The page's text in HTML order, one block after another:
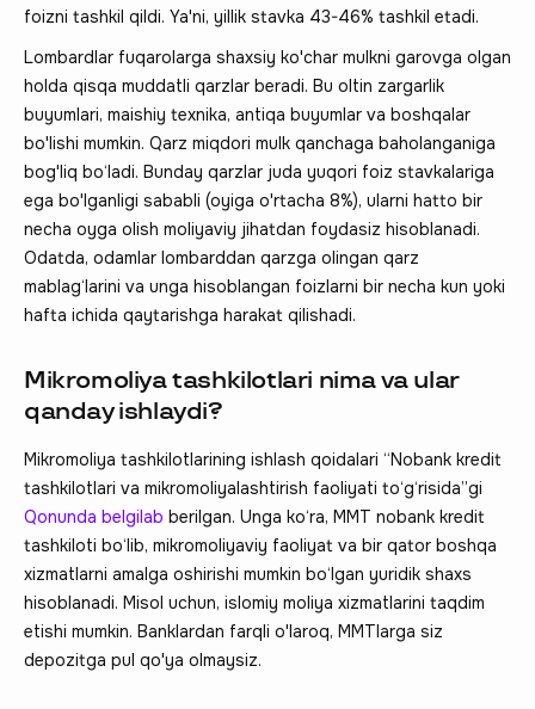
foizni tashkil qildi. Ya'ni, yillik stavka 43-46% tashkil etadi.
Lombardlar fuqarolarga shaxsiy ko'char mulkni garovga olgan
holda qisqa muddatli qarzlar beradi. Bu oltin zargarlik
buyumlari, maishiy texnika, antiqa buyumlar va boshqalar
bo'lishi mumkin. Qarz miqdori mulk qanchaga baholanganiga
bog'liq bo‘ladi. Bunday qarzlar juda yuqori foiz stavkalariga
ega bo'lganligi sababli (oyiga o'rtacha 8%), ularni hatto bir
necha oyga olish moliyaviy jihatdan foydasiz hisoblanadi.
Odatda, odamlar lombarddan qarzga olingan qarz
mablag‘larini va unga hisoblangan foizlarni bir necha kun yoki
hafta ichida qaytarishga harakat qilishadi.
Mikromoliya tashkilotlari nima va ular
qanday ishlaydi?
Mikromoliya tashkilotlarining ishlash qoidalari “Nobank kredit
tashkilotlari va mikromoliyalashtirish faoliyati to‘g‘risida”gi
Qonunda belgilab berilgan. Unga ko‘ra, MMT nobank kredit
tashkiloti bo‘lib, mikromoliyaviy faoliyat va bir qator boshqa
xizmatlarni amalga oshirishi mumkin bo‘lgan yuridik shaxs
hisoblanadi. Misol uchun, islomiy moliya xizmatlarini taqdim
etishi mumkin. Banklardan farqli o'laroq, MMTlarga siz
depozitga pul qo'ya olmaysiz.